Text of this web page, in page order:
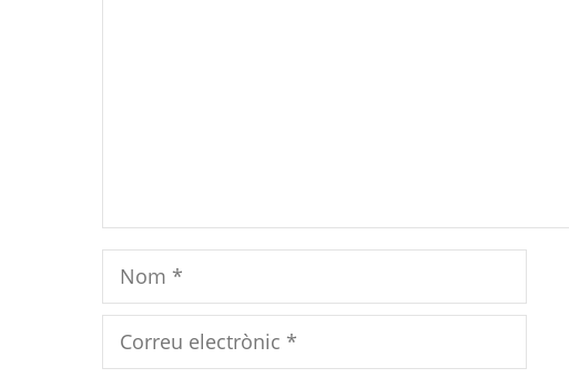
Nom
Correu
electrònic